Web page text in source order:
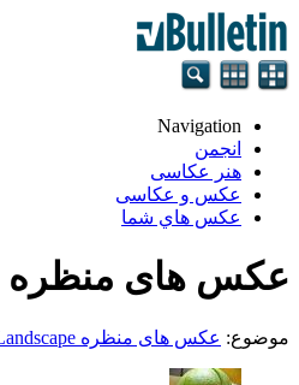
Navigation
انجمن
هنر عکاسی
عکس و عکاسی
عكس هاي شما
عکس های منظره Landscape
موضوع: عکس های منظره Landscape